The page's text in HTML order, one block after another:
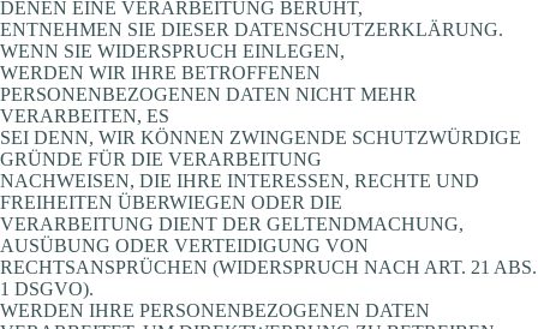
DENEN EINE VERARBEITUNG BERUHT,
ENTNEHMEN SIE DIESER DATENSCHUTZERKLÄRUNG.
WENN SIE WIDERSPRUCH EINLEGEN,
WERDEN WIR IHRE BETROFFENEN
PERSONENBEZOGENEN DATEN NICHT MEHR
VERARBEITEN, ES
SEI DENN, WIR KÖNNEN ZWINGENDE SCHUTZWÜRDIGE
GRÜNDE FÜR DIE VERARBEITUNG
NACHWEISEN, DIE IHRE INTERESSEN, RECHTE UND
FREIHEITEN ÜBERWIEGEN ODER DIE
VERARBEITUNG DIENT DER GELTENDMACHUNG,
AUSÜBUNG ODER VERTEIDIGUNG VON
RECHTSANSPRÜCHEN (WIDERSPRUCH NACH ART. 21 ABS.
1 DSGVO).
WERDEN IHRE PERSONENBEZOGENEN DATEN